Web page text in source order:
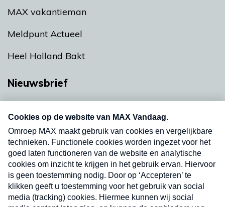
MAX vakantieman
Meldpunt Actueel
Heel Holland Bakt
Nieuwsbrief
nieuwsbrief. Elke vrijdag- en dinsdagochtend in
uw mailbox.
Verzend